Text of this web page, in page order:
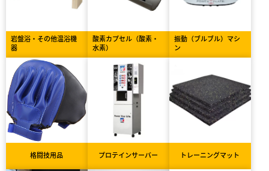
岩盤浴・その他温浴機
器
酸素カプセル（酸素・
水素）
振動（ブルブル）マシ
ン
格闘技用品 プロテインサーバー トレーニングマット